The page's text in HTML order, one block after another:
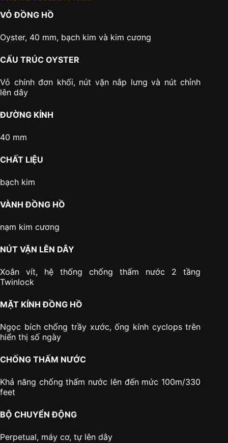
VỎ ĐỒNG HỒ
Oyster, 40 mm, bạch kim và kim cương
CẤU TRÚC OYSTER
Vỏ chính đơn khối, nút vặn nắp lưng và nút chỉnh
lên dây
ĐƯỜNG KÍNH
40 mm
CHẤT LIỆU
bạch kim
VÀNH ĐỒNG HỒ
nạm kim cương
NÚT VẶN LÊN DÂY
Xoắn vít, hệ thống chống thấm nước 2 tầng
Twinlock
MẶT KÍNH ĐỒNG HỒ
Ngọc bích chống trầy xước, ống kính cyclops trên
hiển thị số ngày
CHỐNG THẤM NƯỚC
Khả năng chống thấm nước lên đến mức 100m/330
feet
BỘ CHUYỂN ĐỘNG
Perpetual, máy cơ, tự lên dây